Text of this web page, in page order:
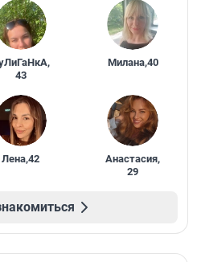
,
43
Милана,40
Лена,42 Анастасия,
29